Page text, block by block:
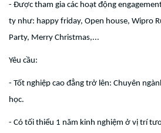
- Được tham gia các hoạt động
ty như: happy friday, Open house, Wipro
Party, Merry Christmas,...
Yêu cầu:
- Tốt nghiệp cao đẳng trở lên: Chuyên
học.
- Có tối thiểu 1 năm kinh nghiệm ở vị trí